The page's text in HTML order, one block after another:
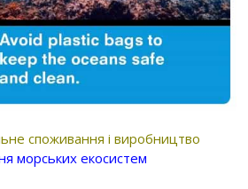
споживання і виробництво
морських екосистем